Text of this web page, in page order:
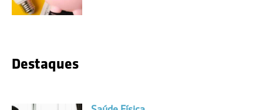
Destaques